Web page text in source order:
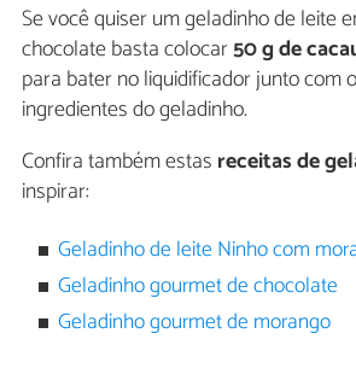
Se você quiser um geladinho de leite
chocolate basta colocar50 g de
para bater no liquidificador junto com
ingredientes do geladinho.
Confira também estas receitas de
inspirar:
Geladinho de leite Ninho com
Geladinho gourmet de chocolate
Geladinho gourmet de morango